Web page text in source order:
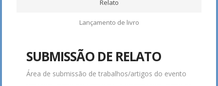
Relato
Lançamento de livro
SUBMISSÃO DE RELATO
Área de submissão de trabalhos/artigos do evento